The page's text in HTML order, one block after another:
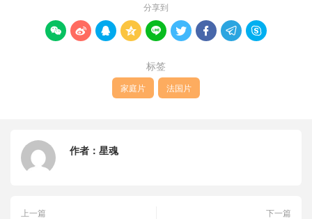
分享到
        
标签
家庭片 法国片
作者： 星魂
上一篇
下一篇